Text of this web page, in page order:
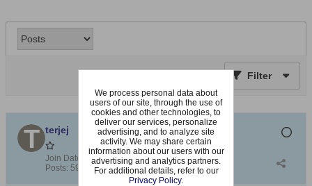
Filter
terjej
Join Date:
Jun 2008
Posts: 59
We process personal data about
users of our site, through the use of
cookies and other technologies, to
deliver our services, personalize
advertising, and to analyze site
activity. We may share certain
information about our users with our
advertising and analytics partners.
For additional details, refer to our
Privacy Policy.